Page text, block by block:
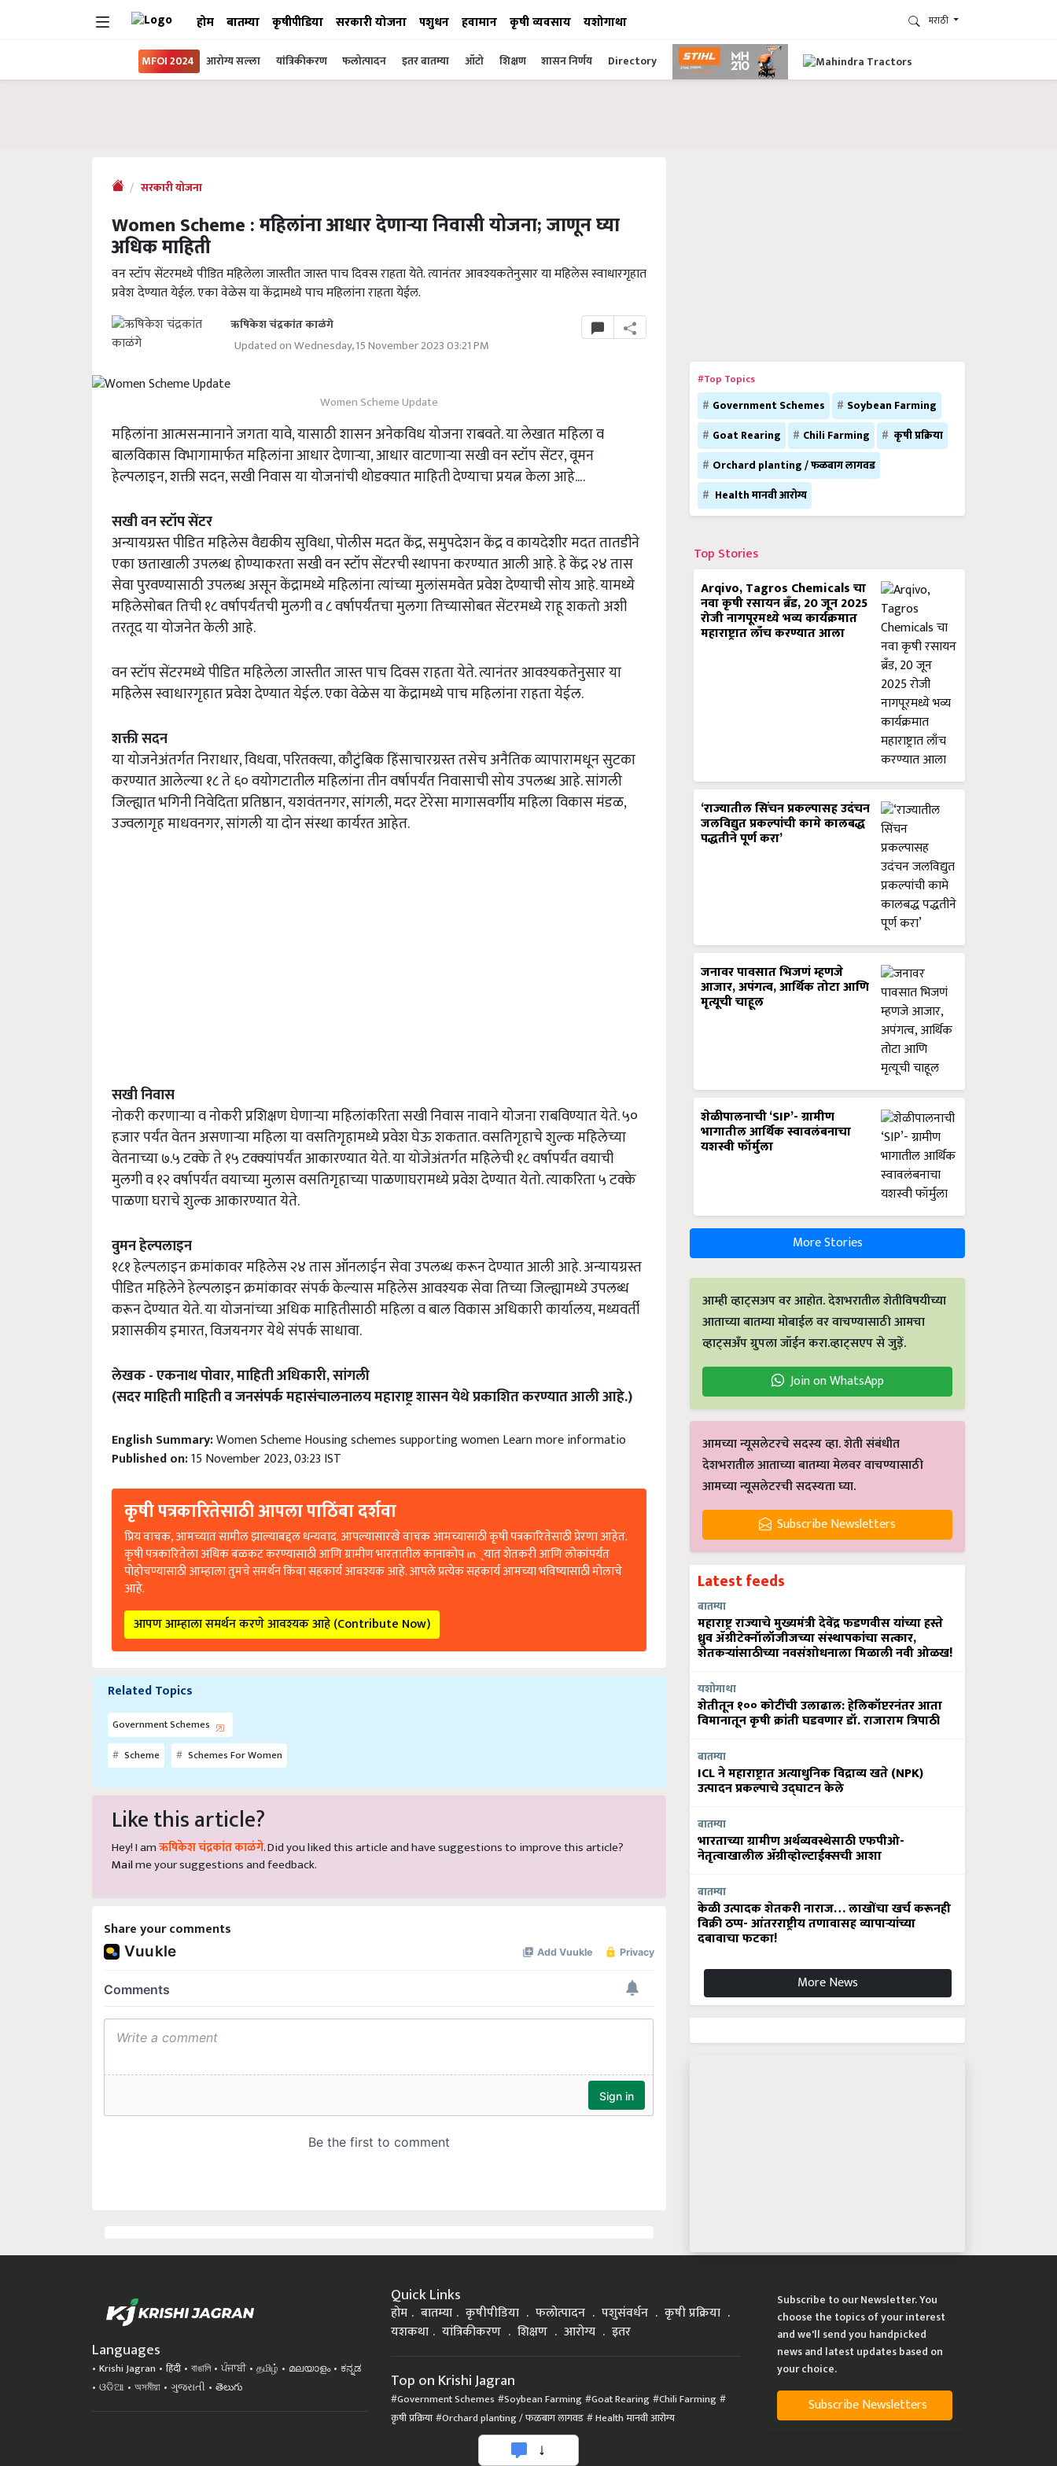
होम बातम्या कृषीपीडिया सरकारी योजना पशुधन हवामान कृषी व्यवसाय यशोगाथा मराठी
MFOI 2024 आरोग्य सल्ला यांत्रिकीकरण फलोत्पादन इतर बातम्या ऑटो शिक्षण शासन निर्णय Directory
सरकारी योजना
Women Scheme : महिलांना आधार देणाऱ्या निवासी योजना; जाणून घ्या
अधिक माहिती
वन स्टॉप सेंटरमध्ये पीडित महिलेला जास्तीत जास्त पाच दिवस राहता येते. त्यानंतर आवश्यकतेनुसार या महिलेस स्वाधारगृहात
प्रवेश देण्यात येईल. एका वेळेस या केंद्रामध्ये पाच महिलांना राहता येईल.
ऋषिकेश चंद्रकांत काळंगे
Updated on Wednesday, 15 November 2023 03:21 PM
Women Scheme Update
महिलांना आत्मसन्मानाने जगता यावे, यासाठी शासन अनेकविध योजना राबवते. या लेखात महिला व
बालविकास विभागामार्फत महिलांना आधार देणाऱ्या, आधार वाटणाऱ्या सखी वन स्टॉप सेंटर, वूमन
हेल्पलाइन, शक्ती सदन, सखी निवास या योजनांची थोडक्यात माहिती देण्याचा प्रयत्न केला आहे….
सखी वन स्टॉप सेंटर
अन्यायग्रस्त पीडित महिलेस वैद्यकीय सुविधा, पोलीस मदत केंद्र, समुपदेशन केंद्र व कायदेशीर मदत तातडीने
एका छताखाली उपलब्ध होण्याकरता सखी वन स्टॉप सेंटरची स्थापना करण्यात आली आहे. हे केंद्र २४ तास
सेवा पुरवण्यासाठी उपलब्ध असून केंद्रामध्ये महिलांना त्यांच्या मुलांसमवेत प्रवेश देण्याची सोय आहे. यामध्ये
महिलेसोबत तिची १८ वर्षापर्यंतची मुलगी व ८ वर्षापर्यंतचा मुलगा तिच्यासोबत सेंटरमध्ये राहू शकतो अशी
तरतूद या योजनेत केली आहे.
वन स्टॉप सेंटरमध्ये पीडित महिलेला जास्तीत जास्त पाच दिवस राहता येते. त्यानंतर आवश्यकतेनुसार या
महिलेस स्वाधारगृहात प्रवेश देण्यात येईल. एका वेळेस या केंद्रामध्ये पाच महिलांना राहता येईल.
शक्ती सदन
या योजनेअंतर्गत निराधार, विधवा, परितक्त्या, कौटुंबिक हिंसाचारग्रस्त तसेच अनैतिक व्यापारामधून सुटका
करण्यात आलेल्या १८ ते ६० वयोगटातील महिलांना तीन वर्षापर्यंत निवासाची सोय उपलब्ध आहे. सांगली
जिल्ह्यात भगिनी निवेदिता प्रतिष्ठान, यशवंतनगर, सांगली, मदर टेरेसा मागासवर्गीय महिला विकास मंडळ,
उज्वलागृह माधवनगर, सांगली या दोन संस्था कार्यरत आहेत.
सखी निवास
नोकरी करणाऱ्या व नोकरी प्रशिक्षण घेणाऱ्या महिलांकरिता सखी निवास नावाने योजना राबविण्यात येते. ५०
हजार पर्यंत वेतन असणाऱ्या महिला या वसतिगृहामध्ये प्रवेश घेऊ शकतात. वसतिगृहाचे शुल्क महिलेच्या
वेतनाच्या ७.५ टक्के ते १५ टक्क्यांपर्यंत आकारण्यात येते. या योजेअंतर्गत महिलेची १८ वर्षापर्यंत वयाची
मुलगी व १२ वर्षापर्यंत वयाच्या मुलास वसतिगृहाच्या पाळणाघरामध्ये प्रवेश देण्यात येतो. त्याकरिता ५ टक्के
पाळणा घराचे शुल्क आकारण्यात येते.
वुमन हेल्पलाइन
१८१ हेल्पलाइन क्रमांकावर महिलेस २४ तास ऑनलाईन सेवा उपलब्ध करून देण्यात आली आहे. अन्यायग्रस्त
पीडित महिलेने हेल्पलाइन क्रमांकावर संपर्क केल्यास महिलेस आवश्यक सेवा तिच्या जिल्ह्यामध्ये उपलब्ध
करून देण्यात येते. या योजनांच्या अधिक माहितीसाठी महिला व बाल विकास अधिकारी कार्यालय, मध्यवर्ती
प्रशासकीय इमारत, विजयनगर येथे संपर्क साधावा.
लेखक - एकनाथ पोवार, माहिती अधिकारी, सांगली
(सदर माहिती माहिती व जनसंपर्क महासंचालनालय महाराष्ट्र शासन येथे प्रकाशित करण्यात आली आहे.)
English Summary:Women Scheme Housing schemes supporting women Learn more informatio
Published on:15 November 2023, 03:23 IST
कृषी पत्रकारितेसाठी आपला पाठिंबा दर्शवा
प्रिय वाचक, आमच्यात सामील झाल्याबद्दल धन्यवाद. आपल्यासारखे वाचक आमच्यासाठी कृषी पत्रकारितेसाठी प्रेरणा आहेत.
कृषी पत्रकारितेला अधिक बळकट करण्यासाठी आणि ग्रामीण भारतातील कानाकोप in्यात शेतकरी आणि लोकांपर्यंत
पोहोचण्यासाठी आम्हाला तुमचे समर्थन किंवा सहकार्य आवश्यक आहे. आपले प्रत्येक सहकार्य आमच्या भविष्यासाठी मोलाचे
आहे.
आपण आम्हाला समर्थन करणे आवश्यक आहे (Contribute Now)
Related Topics
Government Schemes
Scheme
Schemes For Women
Like this article?
Hey! I amऋषिकेश चंद्रकांत काळंगे. Did you liked this article and have suggestions to improve this article?
Mailme your suggestions and feedback.
Share your comments
#Top Topics
Government Schemes
Soybean Farming
Goat Rearing
Chili Farming
कृषी प्रक्रिया
Orchard planting / फळबाग लागवड
Health मानवी आरोग्य
Top Stories
Arqivo, Tagros Chemicals चा
नवा कृषी रसायन ब्रँड, 20 जून 2025
रोजी नागपूरमध्ये भव्य कार्यक्रमात
महाराष्ट्रात लाँच करण्यात आला
‘राज्यातील सिंचन प्रकल्पासह उदंचन
जलविद्युत प्रकल्पांची कामे कालबद्ध
पद्धतीने पूर्ण करा’
जनावर पावसात भिजणं म्हणजे
आजार, अपंगत्व, आर्थिक तोटा आणि
मृत्यूची चाहूल
शेळीपालनाची ‘SIP’- ग्रामीण
भागातील आर्थिक स्वावलंबनाचा
यशस्वी फॉर्मुला
More Stories
आम्ही व्हाट्सअप वर आहोत. देशभरातील शेतीविषयीच्या
आताच्या बातम्या मोबाईल वर वाचण्यासाठी आमचा
व्हाट्सअँप ग्रुपला जॉईन करा.व्हाट्सएप से जुड़ें.
Join on WhatsApp
आमच्या न्यूसलेटरचे सदस्य व्हा. शेती संबंधीत
देशभरातील आताच्या बातम्या मेलवर वाचण्यासाठी
आमच्या न्यूसलेटरची सदस्यता घ्या.
Subscribe Newsletters
Latest feeds
बातम्या
महाराष्ट्र राज्याचे मुख्यमंत्री देवेंद्र फडणवीस यांच्या हस्ते
ध्रुव ॲग्रीटेक्नॉलॉजीजच्या संस्थापकांचा सत्कार,
शेतकऱ्यांसाठीच्या नवसंशोधनाला मिळाली नवी ओळख!
यशोगाथा
शेतीतून १०० कोटींची उलाढाल: हेलिकॉप्टरनंतर आता
विमानातून कृषी क्रांती घडवणार डॉ. राजाराम त्रिपाठी
बातम्या
ICL ने महाराष्ट्रात अत्याधुनिक विद्राव्य खते (NPK)
उत्पादन प्रकल्पाचे उद्घाटन केले
बातम्या
भारताच्या ग्रामीण अर्थव्यवस्थेसाठी एफपीओ-
नेतृत्वाखालील अ‍ॅग्रीव्होल्टाईक्सची आशा
बातम्या
केळी उत्पादक शेतकरी नाराज… लाखोंचा खर्च करूनही
विक्री ठप्प- आंतरराष्ट्रीय तणावासह व्यापाऱ्यांच्या
दबावाचा फटका!
More News
Languages
Krishi Jagran हिंदी বাঙালি ਪੰਜਾਬੀ தமிழ் മലയാളം
ಕನ್ನಡ
ଓଡିଆ
অসমীয়া ગુજરાતી తెలుగు
Quick Links
होम बातम्या कृषीपीडिया फलोत्पादन पशुसंवर्धन
कृषी प्रक्रिया
यशकथा
यांत्रिकीकरण शिक्षण आरोग्य इतर
Top on Krishi Jagran
Government Schemes Soybean Farming Goat Rearing Chili Farming
कृषी प्रक्रिया Orchard planting / फळबाग लागवड Health मानवी आरोग्य
Subscribe to our Newsletter. You
choose the topics of your interest
and we'll send you handpicked
news and latest updates based on
your choice.
Subscribe Newsletters